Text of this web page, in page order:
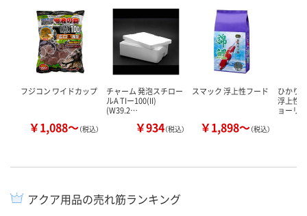
フジコン ワイドカップ
￥1,088～（税込）
チャーム 発泡スチロー
ルA TIー100(II)
(W39.2…
￥934（税込）
スマック 浮上性フード
￥1,898～（税込）
ひかり
浮上性
ョーリ…
アクア用品の売れ筋ランキング